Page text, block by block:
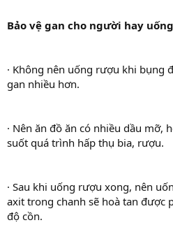
Bảo vệ gan cho người hay
· Không nên uống rượu khi bụng
gan nhiều hơn.
· Nên ăn đồ ăn có nhiều dầu mỡ,
suốt quá trình hấp thụ bia, rượu.
· Sau khi uống rượu xong, nên
axit trong chanh sẽ hoà tan được
độ cồn.